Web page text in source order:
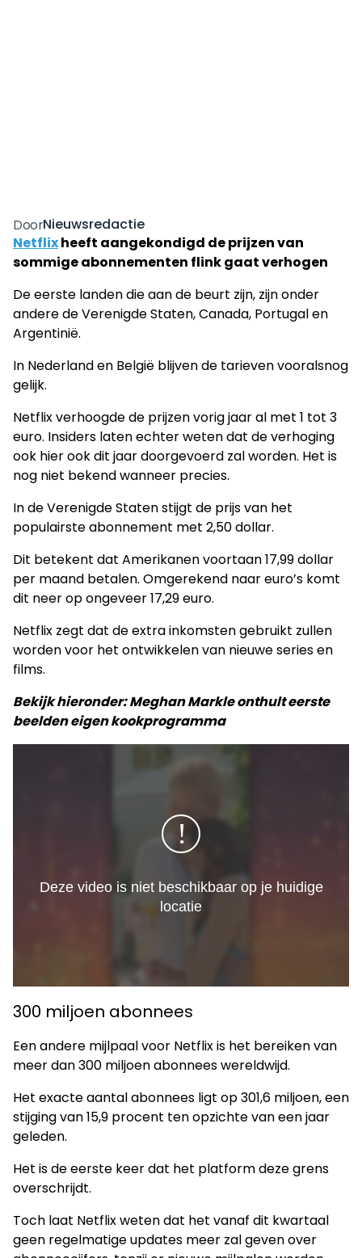
DoorNieuwsredactie
Netflixheeft aangekondigd de prijzen van
sommige abonnementen flink gaat verhogen
De eerste landen die aan de beurt zijn, zijn onder
andere de Verenigde Staten, Canada, Portugal en
Argentinië.
In Nederland en België blijven de tarieven vooralsnog
gelijk.
Netflix verhoogde de prijzen vorig jaar al met 1 tot 3
euro. Insiders laten echter weten dat de verhoging
ook hier ook dit jaar doorgevoerd zal worden. Het is
nog niet bekend wanneer precies.
In de Verenigde Staten stijgt de prijs van het
populairste abonnement met 2,50 dollar.
Dit betekent dat Amerikanen voortaan 17,99 dollar
per maand betalen. Omgerekend naar euro’s komt
dit neer op ongeveer 17,29 euro.
Netflix zegt dat de extra inkomsten gebruikt zullen
worden voor het ontwikkelen van nieuwe series en
films.
Bekijk hieronder: Meghan Markle onthult eerste
beelden eigen kookprogramma
300 miljoen abonnees
Een andere mijlpaal voor Netflix is het bereiken van
meer dan 300 miljoen abonnees wereldwijd.
Het exacte aantal abonnees ligt op 301,6 miljoen, een
stijging van 15,9 procent ten opzichte van een jaar
geleden.
Het is de eerste keer dat het platform deze grens
overschrijdt.
Toch laat Netflix weten dat het vanaf dit kwartaal
geen regelmatige updates meer zal geven over